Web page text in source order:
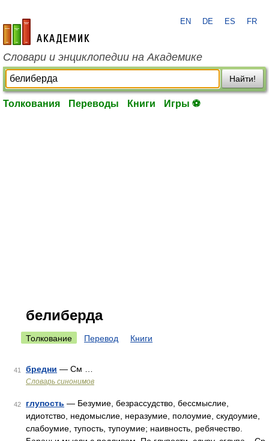
academic.ru
EN DE ES FR
Словари и энциклопедии на Академике
Найти!
Толкования Переводы Книги Игры ⚽
белиберда
Толкование Перевод Книги
41 бредни — См …
Словарь синонимов
42 глупость — Безумие, безрассудство, бессмыслие,
идиотство, недомыслие, неразумие, полоумие, скудоумие,
слабоумие, тупость, тупоумие; наивность, ребячество.